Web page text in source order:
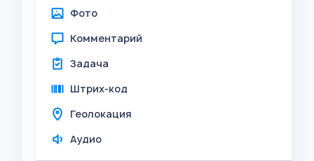
Фото
Комментарий
Задача
Штрих-код
Геолокация
Аудио